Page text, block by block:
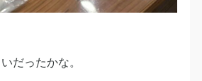
だったかな。